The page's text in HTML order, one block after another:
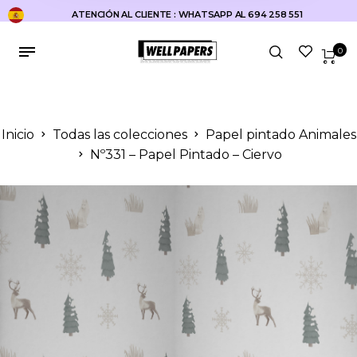
ATENCIÓN AL CLIENTE : WHATSAPP AL 694 258 551
0
Inicio Todas las colecciones
Papel pintado Animales
Nº331 – Papel Pintado – Ciervo